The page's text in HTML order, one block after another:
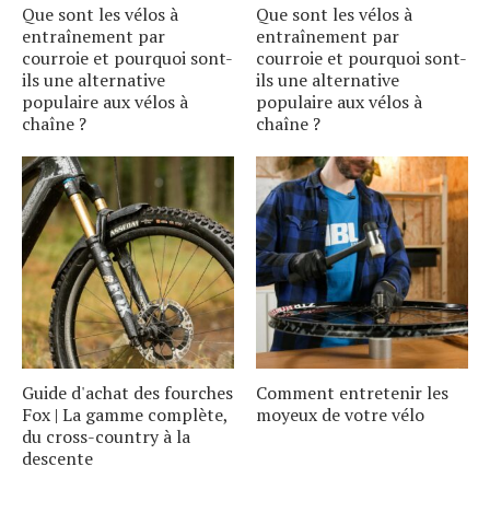
Que sont les vélos à
entraînement par
courroie et pourquoi sont-
ils une alternative
populaire aux vélos à
chaîne ?
Que sont les vélos à
entraînement par
courroie et pourquoi sont-
ils une alternative
populaire aux vélos à
chaîne ?
Guide d'achat des fourches
Fox | La gamme complète,
du cross-country à la
descente
Comment entretenir les
moyeux de votre vélo